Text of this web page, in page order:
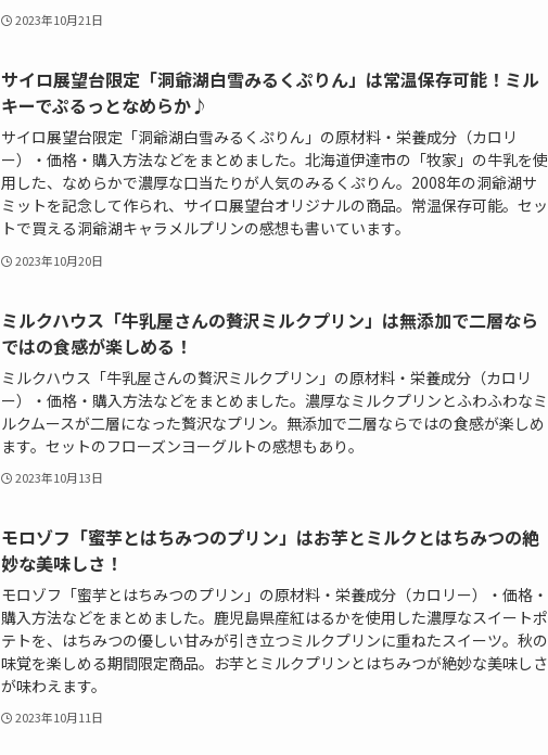
2023年10月21日
サイロ展望台限定「洞爺湖白雪みるくぷりん」は常温保存可能！ミル
キーでぷるっとなめらか♪
サイロ展望台限定「洞爺湖白雪みるくぷりん」の原材料・栄養成分（カロリ
ー）・価格・購入方法などをまとめました。北海道伊達市の「牧家」の牛乳を使
用した、なめらかで濃厚な口当たりが人気のみるくぷりん。2008年の洞爺湖サ
ミットを記念して作られ、サイロ展望台オリジナルの商品。常温保存可能。セッ
トで買える洞爺湖キャラメルプリンの感想も書いています。
2023年10月20日
ミルクハウス「牛乳屋さんの贅沢ミルクプリン」は無添加で二層なら
ではの食感が楽しめる！
ミルクハウス「牛乳屋さんの贅沢ミルクプリン」の原材料・栄養成分（カロリ
ー）・価格・購入方法などをまとめました。濃厚なミルクプリンとふわふわなミ
ルクムースが二層になった贅沢なプリン。無添加で二層ならではの食感が楽しめ
ます。セットのフローズンヨーグルトの感想もあり。
2023年10月13日
モロゾフ「蜜芋とはちみつのプリン」はお芋とミルクとはちみつの絶
妙な美味しさ！
モロゾフ「蜜芋とはちみつのプリン」の原材料・栄養成分（カロリー）・価格・
購入方法などをまとめました。鹿児島県産紅はるかを使用した濃厚なスイートポ
テトを、はちみつの優しい甘みが引き立つミルクプリンに重ねたスイーツ。秋の
味覚を楽しめる期間限定商品。お芋とミルクプリンとはちみつが絶妙な美味しさ
が味わえます。
2023年10月11日